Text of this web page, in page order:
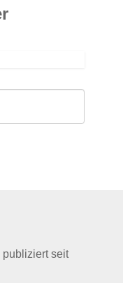
publiziert seit